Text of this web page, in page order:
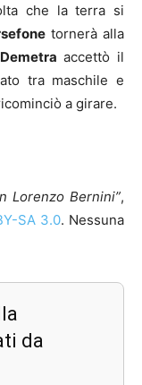
che la terra si
tornerà alla
Demetraaccettò il
tra maschile e
a girare.
Lorenzo Bernini”,
SA 3.0. Nessuna
da